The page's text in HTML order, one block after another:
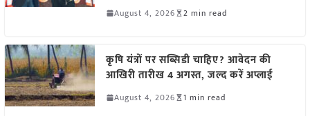
August 4, 2026 2 min read
कृषि यंत्रों पर सब्सिडी चाहिए? आवेदन की
आखिरी तारीख 4 अगस्त, जल्द करें अप्लाई
August 4, 2026 1 min read